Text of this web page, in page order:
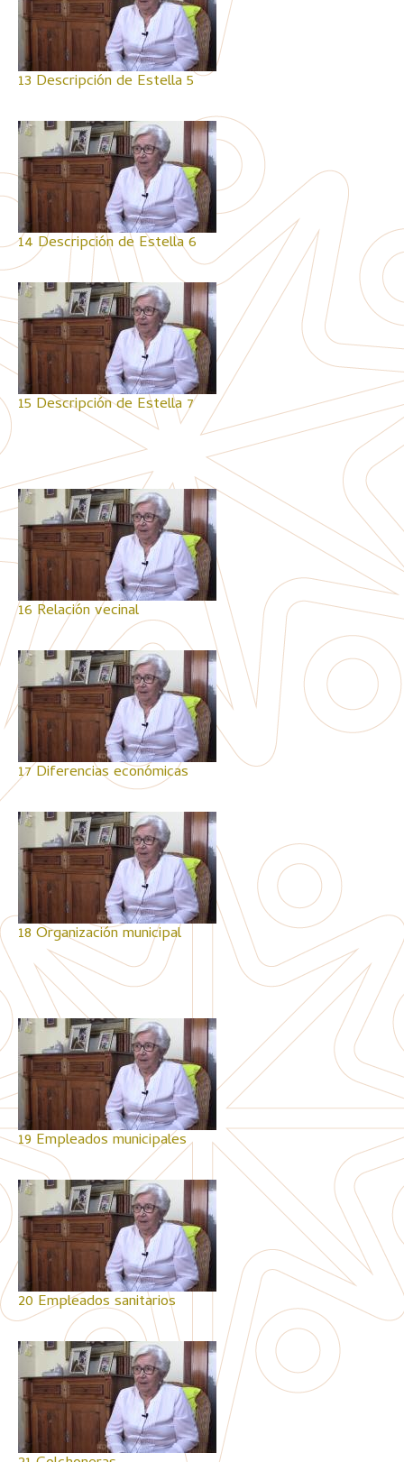
13 Descripción de Estella 5
14 Descripción de Estella 6
15 Descripción de Estella 7
16 Relación vecinal
17 Diferencias económicas
18 Organización municipal
19 Empleados municipales
20 Empleados sanitarios